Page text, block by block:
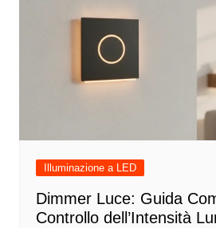
Illuminazione a LED
Dimmer Luce: Guida
Controllo dell’Intensità